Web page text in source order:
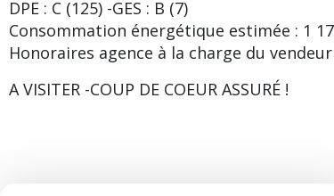
DPE : C (125) -GES : B (7)
Consommation énergétique estimée : 1
Honoraires agence à la charge du vendeur
A VISITER -COUP DE COEUR ASSURÉ !